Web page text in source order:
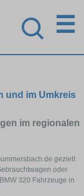
☰
und im Umkreis
im regionalen
gezielt
oder
320 Fahrzeuge in